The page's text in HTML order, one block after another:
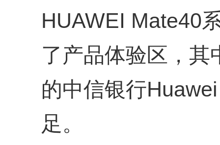
HUAWEI Mate40
了产品体验区，其
的中信银行
足。